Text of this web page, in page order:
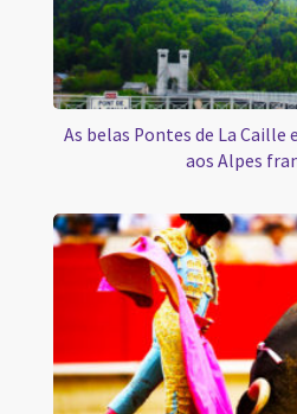
As belas Pontes de La Caille
aos Alpes